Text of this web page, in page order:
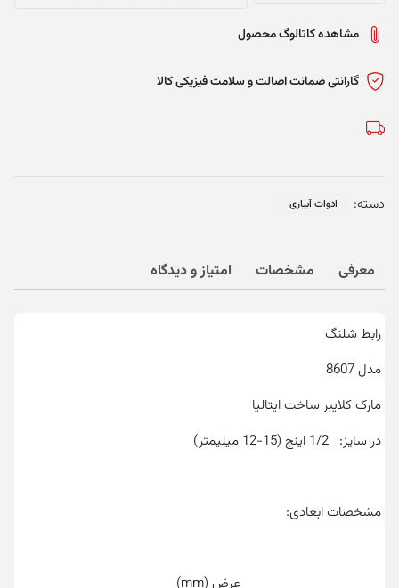
کلایبر
-
عدد
مشاهده کاتالوگ محصول
گارانتی ضمانت اصالت و سلامت فیزیکی کالا
دسته: ادوات آبیاری
معرفی مشخصات امتیاز و دیدگاه
رابط شلنگ
مدل 8607
مارک کلایبر ساخت ایتالیا
در سایز: 1/2 اینچ (15-12 میلیمتر)
مشخصات ابعادی:
عرض (mm)